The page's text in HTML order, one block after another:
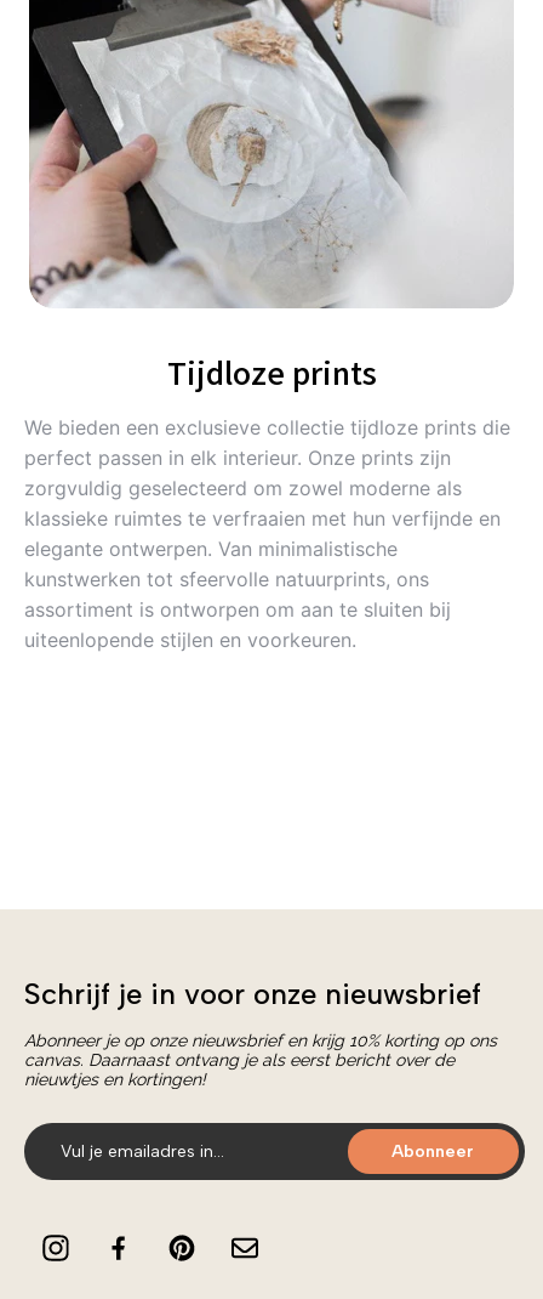
Tijdloze prints
We bieden een exclusieve collectie tijdloze prints die
perfect passen in elk interieur. Onze prints zijn
zorgvuldig geselecteerd om zowel moderne als
klassieke ruimtes te verfraaien met hun verfijnde en
elegante ontwerpen. Van minimalistische
kunstwerken tot sfeervolle natuurprints, ons
assortiment is ontworpen om aan te sluiten bij
uiteenlopende stijlen en voorkeuren.
Schrijf je in voor onze nieuwsbrief
Abonneer je op onze nieuwsbrief en krijg 10% korting op ons
canvas. Daarnaast ontvang je als eerst bericht over de
nieuwtjes en kortingen!
Abonneer